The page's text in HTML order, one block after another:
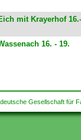
mit Krayerhof
16. - 19.
Gesellschaft für